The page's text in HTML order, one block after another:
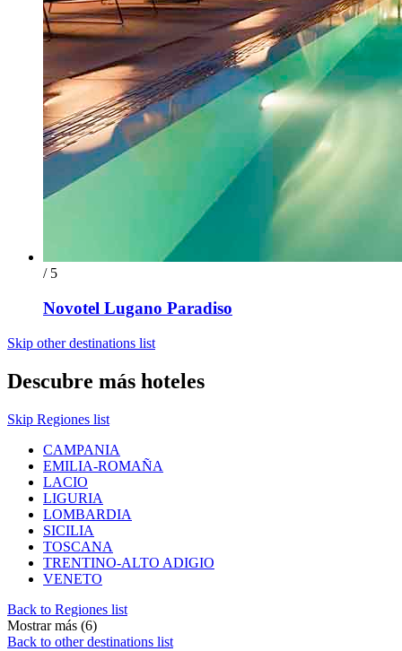
/ 5
Novotel Lugano Paradiso
Skip other destinations list
Descubre más hoteles
Skip Regiones list
CAMPANIA
EMILIA-ROMAÑA
LACIO
LIGURIA
LOMBARDIA
SICILIA
TOSCANA
TRENTINO-ALTO ADIGIO
VENETO
Back to Regiones list
Mostrar más (6)
Back to other destinations list